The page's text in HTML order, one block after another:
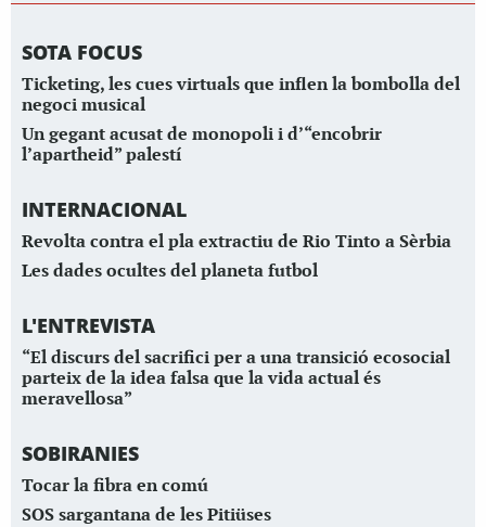
SOTA FOCUS
Ticketing, les cues virtuals que inflen la bombolla del
negoci musical
Un gegant acusat de monopoli i d’“encobrir
l’apartheid” palestí
INTERNACIONAL
Revolta contra el pla extractiu de Rio Tinto a Sèrbia
Les dades ocultes del planeta futbol
L'ENTREVISTA
“El discurs del sacrifici per a una transició ecosocial
parteix de la idea falsa que la vida actual és
meravellosa”
SOBIRANIES
Tocar la fibra en comú
SOS sargantana de les Pitiüses